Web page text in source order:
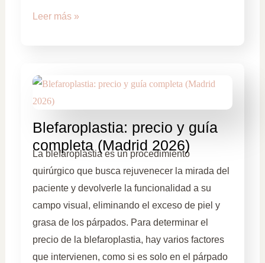
Leer más »
Blefaroplastia: precio y guía
completa (Madrid 2026)
La blefaroplastia es un procedimiento
quirúrgico que busca rejuvenecer la mirada del
paciente y devolverle la funcionalidad a su
campo visual, eliminando el exceso de piel y
grasa de los párpados. Para determinar el
precio de la blefaroplastia, hay varios factores
que intervienen, como si es solo en el párpado